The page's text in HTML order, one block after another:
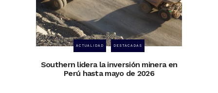
ACTUALIDAD DESTACADAS
Southern lidera la inversión minera en
Perú hasta mayo de 2026